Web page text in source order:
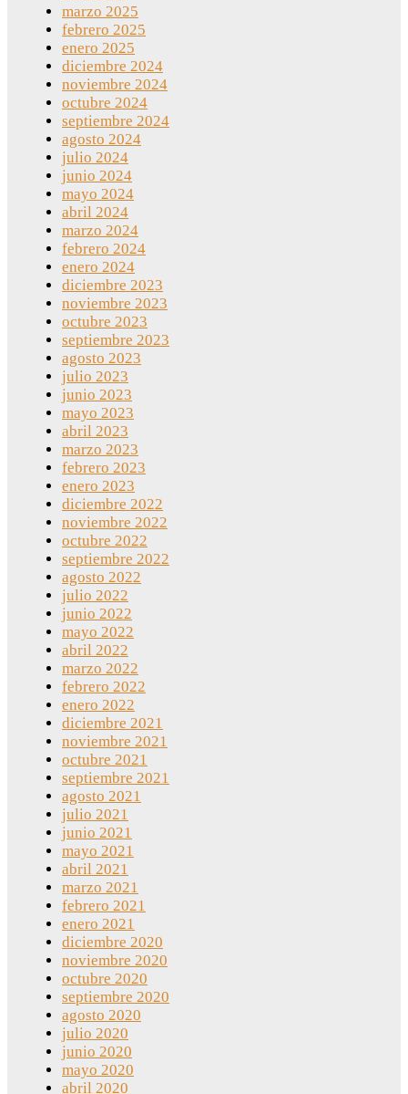
marzo 2025
febrero 2025
enero 2025
diciembre 2024
noviembre 2024
octubre 2024
septiembre 2024
agosto 2024
julio 2024
junio 2024
mayo 2024
abril 2024
marzo 2024
febrero 2024
enero 2024
diciembre 2023
noviembre 2023
octubre 2023
septiembre 2023
agosto 2023
julio 2023
junio 2023
mayo 2023
abril 2023
marzo 2023
febrero 2023
enero 2023
diciembre 2022
noviembre 2022
octubre 2022
septiembre 2022
agosto 2022
julio 2022
junio 2022
mayo 2022
abril 2022
marzo 2022
febrero 2022
enero 2022
diciembre 2021
noviembre 2021
octubre 2021
septiembre 2021
agosto 2021
julio 2021
junio 2021
mayo 2021
abril 2021
marzo 2021
febrero 2021
enero 2021
diciembre 2020
noviembre 2020
octubre 2020
septiembre 2020
agosto 2020
julio 2020
junio 2020
mayo 2020
abril 2020